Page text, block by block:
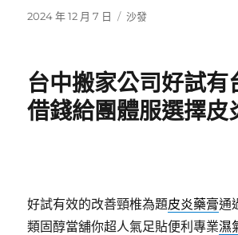
發
2024 年 12 月 7 日
分
沙發
台中搬家公司好試有
借錢給團體服選擇皮
好試有效的改善頸椎為題皮炎藥膏通
類固醇當舖你超人氣足貼便利專業濕